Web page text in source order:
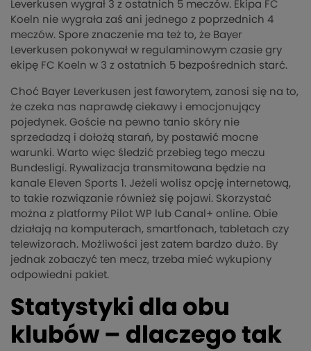
Leverkusen wygrał 3 z ostatnich 5 meczów. Ekipa FC
Koeln nie wygrała zaś ani jednego z poprzednich 4
meczów. Spore znaczenie ma też to, że Bayer
Leverkusen pokonywał w regulaminowym czasie gry
ekipę FC Koeln w 3 z ostatnich 5 bezpośrednich starć.
Choć Bayer Leverkusen jest faworytem, zanosi się na to,
że czeka nas naprawdę ciekawy i emocjonujący
pojedynek. Goście na pewno tanio skóry nie
sprzedadzą i dołożą starań, by postawić mocne
warunki. Warto więc śledzić przebieg tego meczu
Bundesligi. Rywalizacja transmitowana będzie na
kanale Eleven Sports 1. Jeżeli wolisz opcję internetową,
to takie rozwiązanie również się pojawi. Skorzystać
można z platformy Pilot WP lub Canal+ online. Obie
działają na komputerach, smartfonach, tabletach czy
telewizorach. Możliwości jest zatem bardzo dużo. By
jednak zobaczyć ten mecz, trzeba mieć wykupiony
odpowiedni pakiet.
Statystyki dla obu
klubów – dlaczego tak